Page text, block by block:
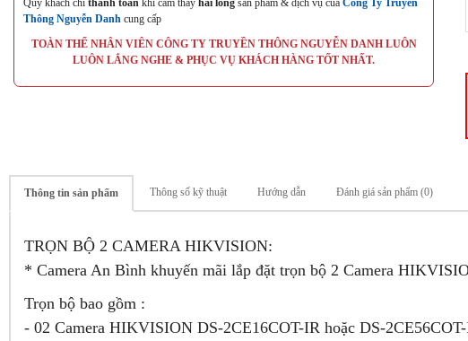
Quý khách chỉ thanh toán khi cảm thấy hài lòng sản phẩm & dịch vụ của Công Ty Truyền
Thông Nguyễn Danh cung cấp
TOÀN THỂ NHÂN VIÊN CÔNG TY TRUYỀN THÔNG NGUYỄN DANH LUÔN
LUÔN LẮNG NGHE & PHỤC VỤ KHÁCH HÀNG TỐT NHẤT.
Thông tin sản phẩm Thông số kỹ thuật Hướng dẫn Đánh giá sản phẩm (0)
TRỌN BỘ 2 CAMERA HIKVISION:
* Camera An Bình khuyến mãi lắp đặt trọn bộ 2 Camera
Trọn bộ bao gồm :
- 02 Camera HIKVISION DS-2CE16COT-IR hoặc DS-